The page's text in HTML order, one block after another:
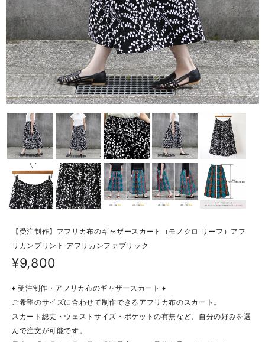
【受注制作】アフリカ布のギャザースカート（モノクロ リーフ）アフ
リカンプリント アフリカンファブリック
¥9,800
♦ 受注制作・アフリカ布のギャザースカート ♦
ご希望のサイズに合わせて制作できるアフリカ布のスカート。
スカート総丈・ウェストサイズ・ポケットの有無など、自分の好みを選
んで注文が可能です。